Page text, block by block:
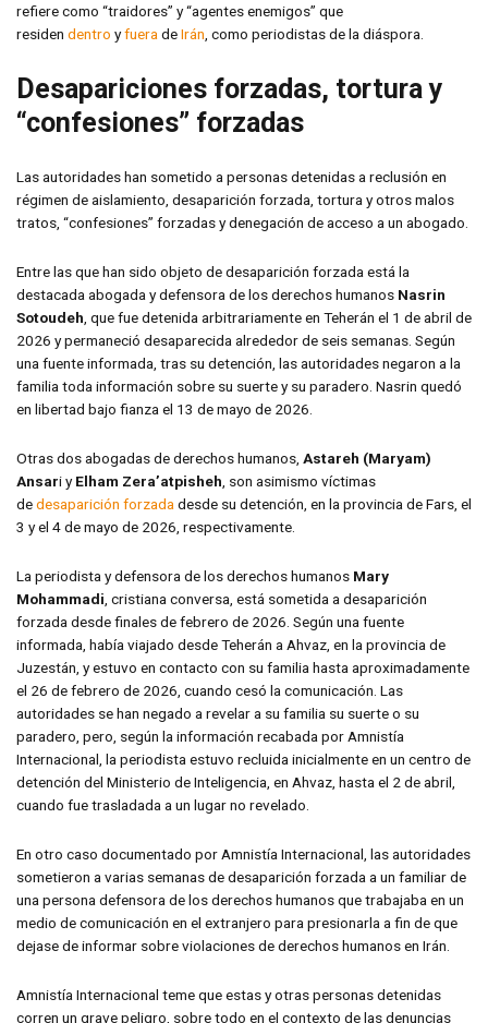
refiere como “traidores” y “agentes enemigos” que
residen dentro yfuera deIrán , como periodistas de la diáspora.
Desapariciones forzadas, tortura y
“confesiones” forzadas
Las autoridades han sometido a personas detenidas a reclusión en
régimen de aislamiento, desaparición forzada, tortura y otros malos
tratos, “confesiones” forzadas y denegación de acceso a un abogado.
Entre las que han sido objeto de desaparición forzada está la
destacada abogada y defensora de los derechos humanos Nasrin
Sotoudeh , que fue detenida arbitrariamente en Teherán el 1 de abril de
2026 y permaneció desaparecida alrededor de seis semanas. Según
una fuente informada, tras su detención, las autoridades negaron a la
familia toda información sobre su suerte y su paradero. Nasrin quedó
en libertad bajo fianza el 13 de mayo de 2026.
Otras dos abogadas de derechos humanos, Astareh (Maryam)
Ansari yElham Zera’atpisheh , son asimismo víctimas
dedesaparición forzada desde su detención, en la provincia de Fars, el
3 y el 4 de mayo de 2026, respectivamente.
La periodista y defensora de los derechos humanos Mary
Mohammadi , cristiana conversa, está sometida a desaparición
forzada desde finales de febrero de 2026. Según una fuente
informada, había viajado desde Teherán a Ahvaz, en la provincia de
Juzestán, y estuvo en contacto con su familia hasta aproximadamente
el 26 de febrero de 2026, cuando cesó la comunicación. Las
autoridades se han negado a revelar a su familia su suerte o su
paradero, pero, según la información recabada por Amnistía
Internacional, la periodista estuvo recluida inicialmente en un centro de
detención del Ministerio de Inteligencia, en Ahvaz, hasta el 2 de abril,
cuando fue trasladada a un lugar no revelado.
En otro caso documentado por Amnistía Internacional, las autoridades
sometieron a varias semanas de desaparición forzada a un familiar de
una persona defensora de los derechos humanos que trabajaba en un
medio de comunicación en el extranjero para presionarla a fin de que
dejase de informar sobre violaciones de derechos humanos en Irán.
Amnistía Internacional teme que estas y otras personas detenidas
corren un grave peligro, sobre todo en el contexto de las denuncias